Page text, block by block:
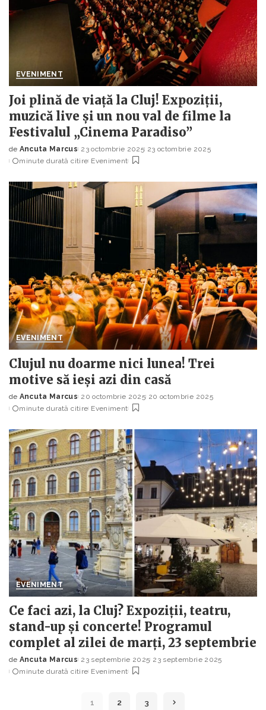
EVENIMENT
Joi plină de viață la Cluj! Expoziții,
muzică live și un nou val de filme la
Festivalul „Cinema Paradiso”
Posted
by
de Ancuta Marcus 23 octombrie 2025 23 octombrie 2025
minute durată citire Eveniment
EVENIMENT
Clujul nu doarme nici lunea! Trei
motive să ieși azi din casă
Posted
by
de Ancuta Marcus 20 octombrie 2025 20 octombrie 2025
minute durată citire Eveniment
EVENIMENT
Ce faci azi, la Cluj? Expoziții, teatru,
stand-up și concerte! Programul
complet al zilei de marți, 23 septembrie
Posted
by
de Ancuta Marcus 23 septembrie 2025 23 septembrie 2025
minute durată citire Eveniment
1 2 3